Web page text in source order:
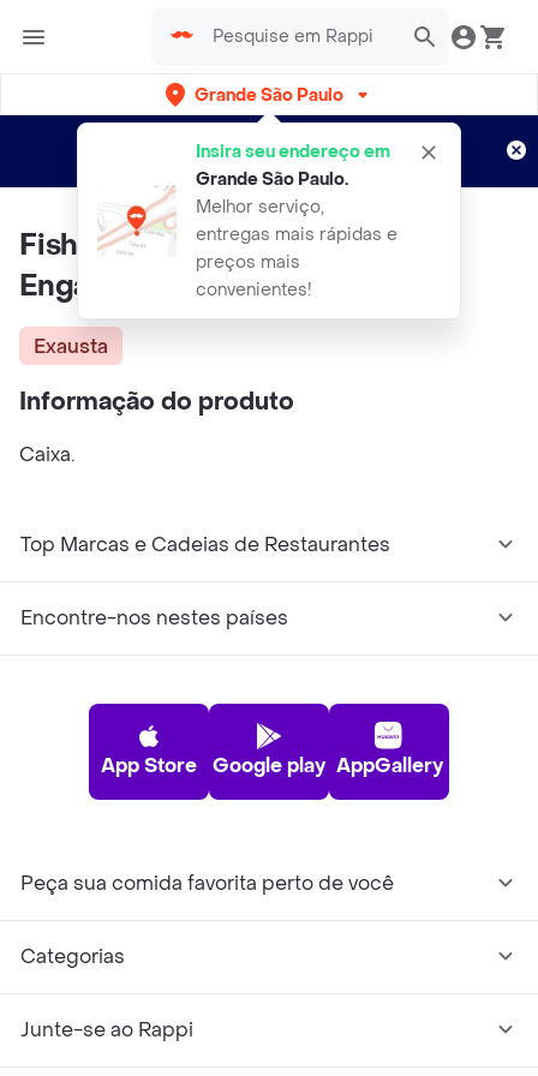
Grande São Paulo
Insira seu endereço em
Grande São Paulo.
Melhor serviço,
entregas mais rápidas e
preços mais
convenientes!
Entregas grátis por 15 dias!
Aplicam T&C
Fisher Price Cachorrinho
Engatinha Comigo
Exausta
Informação do produto
Caixa.
Top Marcas e Cadeias de Restaurantes
Encontre-nos nestes países
App Store Google play AppGallery
Peça sua comida favorita perto de você
Categorias
Junte-se ao Rappi